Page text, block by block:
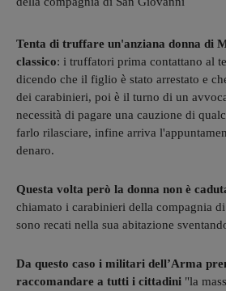
Tenta di truffare un'anziana donna di
classico: i truffatori prima contattano al
dicendo che il figlio è stato arrestato e
dei carabinieri, poi è il turno di un
necessità di pagare una cauzione di
farlo rilasciare, infine arriva
denaro.
Questa volta però la donna non è
chiamato i carabinieri della compagnia
sono recati nella sua abitazione
Da questo caso i militari dell’Arma
raccomandare a tutti i cittadini "la